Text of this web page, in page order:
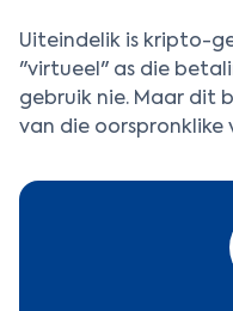
Uiteindelik is kripto-
"virtueel" as die
gebruik nie. Maar dit
van die oorspronklike